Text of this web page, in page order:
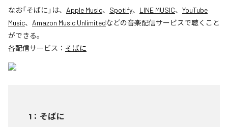
なお「そばに 」は、 Apple Music、 Spotify、 LINE MUSIC、 YouTube
Music、 Amazon Music Unlimitedなどの音楽配信サービスで聴くこと
ができる。
各配信サービス： そばに
1 ： そばに